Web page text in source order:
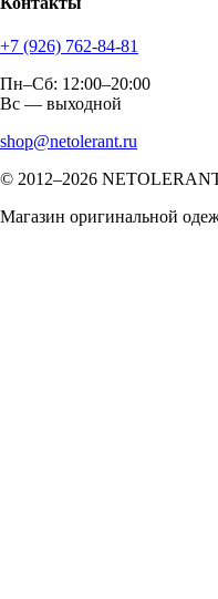
+7 (926) 762-84-81
Пн–Сб: 12:00–20:00
Вс — выходной
shop@netolerant.ru
© 2012–2026
Магазин оригинальной